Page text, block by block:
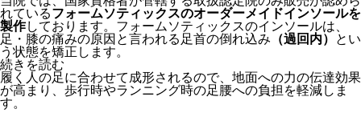
れているフォームソティックスのオーダーメイドインソールを
製作しております。フォームソティックスのインソールは、
足・膝の痛みの原因と言われる足首の倒れ込み （過回内）
とい
う状態を矯正します。
続きを読む
履く人の足に合わせて成形されるので、地面への力の伝達効果
が高まり、歩行時やランニング時の足腰への負担を軽減しま
す。